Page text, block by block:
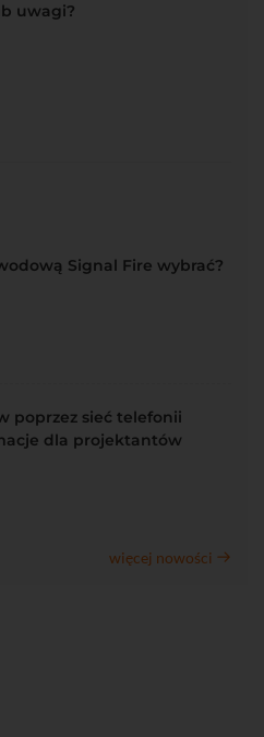
uwagi?
Signal Fire wybrać?
poprzez sieć telefonii
dla projektantów
więcej nowości